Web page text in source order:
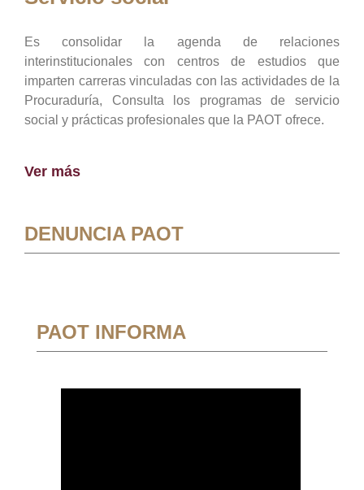
Es consolidar la agenda de relaciones
interinstitucionales con centros de estudios que
imparten carreras vinculadas con las actividades de la
Procuraduría, Consulta los programas de servicio
social y prácticas profesionales que la PAOT ofrece.
Ver más
DENUNCIA PAOT
PAOT INFORMA